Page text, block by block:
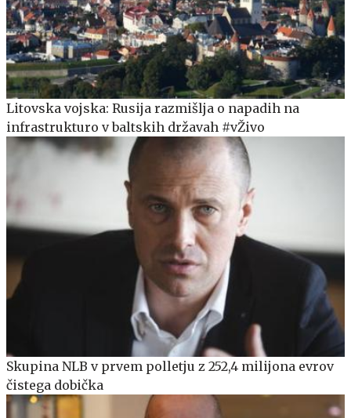
Litovska vojska: Rusija razmišlja o napadih na
infrastrukturo v baltskih državah #vŽivo
Skupina NLB v prvem polletju z 252,4 milijona evrov
čistega dobička